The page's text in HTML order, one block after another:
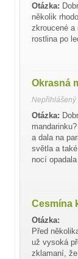
Otázka:
několik
zkroucené a
rostlina po
Okrasná
Nepřihlášený
Otázka:
a dala na
světla a
nocí
Cesmína
Otázka:
Před
už vysoká
zklamaní,